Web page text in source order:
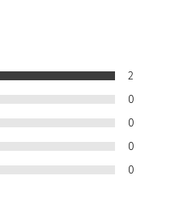
2
0
0
0
0